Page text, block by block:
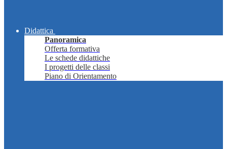
Didattica
Panoramica
Offerta formativa
Le schede didattiche
I progetti delle classi
Piano di Orientamento